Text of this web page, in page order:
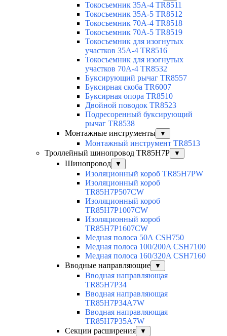
Токосъемник 35А-4 TR8511
Токосъемник 35А-5 TR8512
Токосъемник 70А-4 TR8518
Токосъемник 70А-5 TR8519
Токосъемник для изогнутых
участков 35А-4 TR8516
Токосъемник для изогнутых
участков 70А-4 TR8532
Буксирующий рычаг TR8557
Буксирная скоба TR6007
Буксирная опора TR8510
Двойной поводок TR8523
Подресоренный буксирующий
рычаг TR8538
Монтажные инструменты
▼
Монтажный инструмент TR8513
Троллейный шинопровод TR85H7P
▼
Шинопровод ▼
Изоляционный короб TR85H7PW
Изоляционный короб
TR85H7P507CW
Изоляционный короб
TR85H7P1007CW
Изоляционный короб
TR85H7P1607CW
Медная полоса 50А CSH750
Медная полоса 100/200A CSH7100
Медная полоса 160/320A CSH7160
Вводные направляющие
▼
Вводная направляющая
TR85H7P34
Вводная направляющая
TR85H7P34A7W
Вводная направляющая
TR85H7P35A7W
Секции расширения
▼